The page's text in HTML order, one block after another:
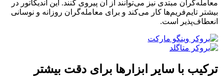
معامله‌گران مبتدی نیز می‌توانند از آن پیروی کنند. این اندیکاتور در
بیشتر تایم‌فریم‌ها کار می‌کند و برای معامله‌گران روزانه و نوسانی
انعطاف‌پذیر است.
ترکیب با سایر ابزارها برای دقت بیشتر